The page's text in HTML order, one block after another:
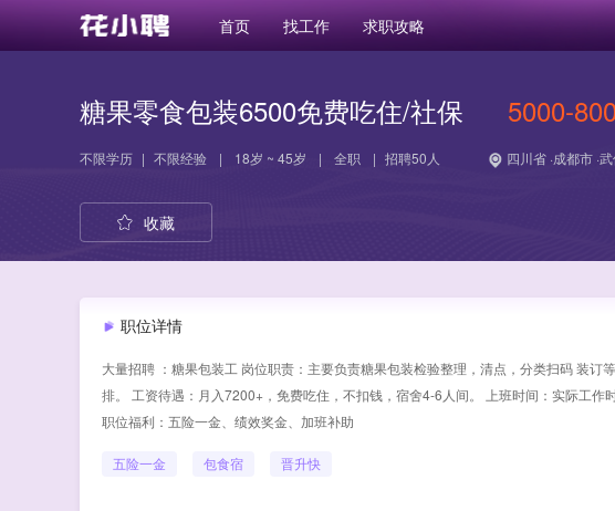
首页 找工作 求职攻略
糖果零食包装6500免费吃住/社保 5000-
不限学历 | 不限经验 | 18岁 ~ 45岁 | 全职 | 招聘50人 四川省 ·成都市 ·
收藏
职位详情
大量招聘 ：糖果包装工 岗位职责：主要负责糖果包装检验整理，清点，分类扫码 装
排。 工资待遇：月入7200+，免费吃住，不扣钱，宿舍4-6人间。 上班时间：实际工
职位福利：五险一金、绩效奖金、加班补助
五险一金 包食宿 晋升快